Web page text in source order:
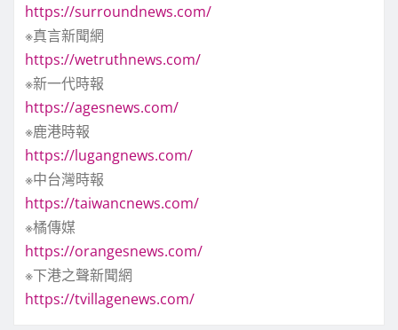
https://surroundnews.com/
※真言新聞網
https://wetruthnews.com/
※新一代時報
https://agesnews.com/
※鹿港時報
https://lugangnews.com/
※中台灣時報
https://taiwancnews.com/
※橘傳媒
https://orangesnews.com/
※下港之聲新聞網
https://tvillagenews.com/